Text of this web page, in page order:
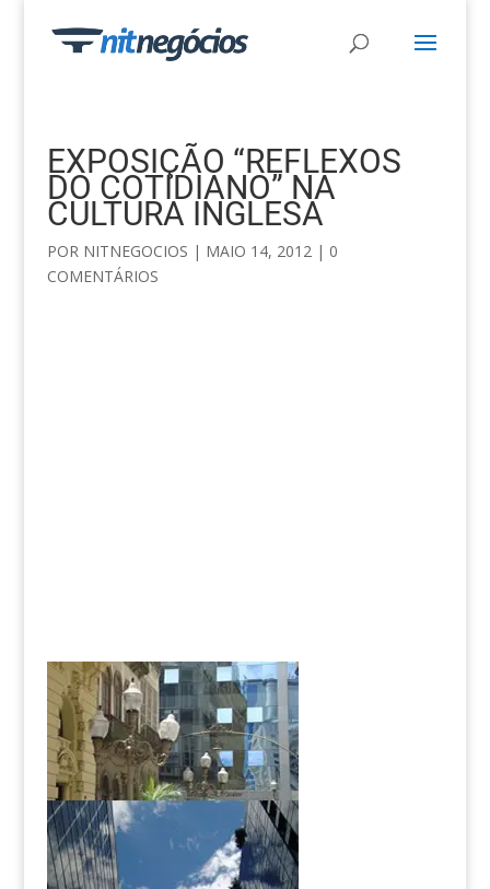
EXPOSIÇÃO “REFLEXOS
DO COTIDIANO” NA
CULTURA INGLESA
POR NITNEGOCIOS | MAIO 14, 2012| 0
COMENTÁRIOS